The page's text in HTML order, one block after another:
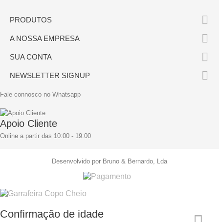
PRODUTOS 
A NOSSA EMPRESA 
SUA CONTA 
NEWSLETTER SIGNUP 
Fale connosco no Whatsapp
Apoio Cliente
Online a partir das 10:00 - 19:00
Desenvolvido por Bruno & Bernardo, Lda
Confirmação de idade